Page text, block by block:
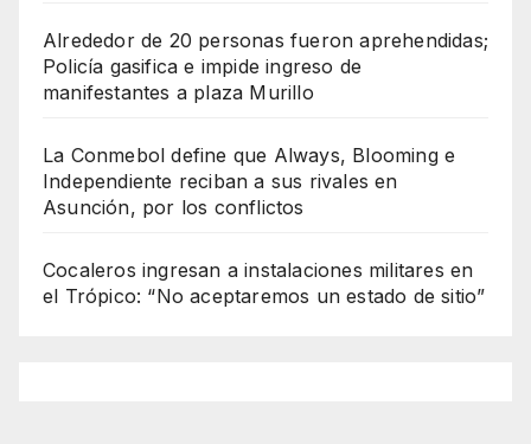
Alrededor de 20 personas fueron aprehendidas;
Policía gasifica e impide ingreso de
manifestantes a plaza Murillo
La Conmebol define que Always, Blooming e
Independiente reciban a sus rivales en
Asunción, por los conflictos
Cocaleros ingresan a instalaciones militares en
el Trópico: “No aceptaremos un estado de sitio”